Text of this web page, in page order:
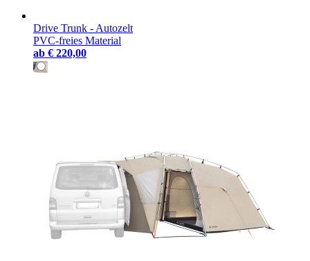
Drive Trunk - Autozelt
PVC-freies Material
ab € 220,00